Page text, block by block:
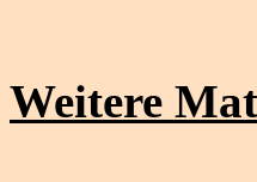
Weitere